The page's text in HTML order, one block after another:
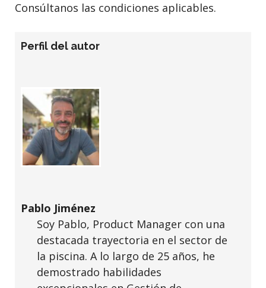
Consúltanos las condiciones aplicables.
Perfil del autor
Pablo Jiménez
Soy Pablo, Product Manager con una
destacada trayectoria en el sector de
la piscina. A lo largo de 25 años, he
demostrado habilidades